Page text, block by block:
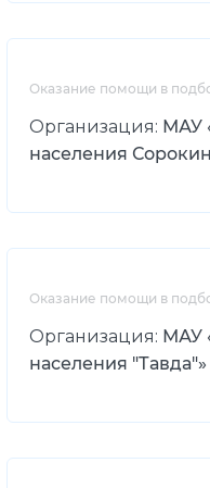
Оказание помощи в
Организация: МАУ
населения
Оказание помощи в
Организация: МАУ
населения "Тавда"»